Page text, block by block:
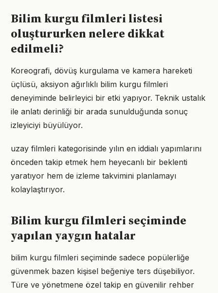
Bilim kurgu filmleri listesi
oluştururken nelere dikkat
edilmeli?
Koreografi, dövüş kurgulama ve kamera hareketi
üçlüsü, aksiyon ağırlıklı bilim kurgu filmleri
deneyiminde belirleyici bir etki yapıyor. Teknik ustalık
ile anlatı derinliği bir arada sunulduğunda sonuç
izleyiciyi büyülüyor.
uzay filmleri kategorisinde yılın en iddialı yapımlarını
önceden takip etmek hem heyecanlı bir beklenti
yaratıyor hem de izleme takvimini planlamayı
kolaylaştırıyor.
Bilim kurgu filmleri seçiminde
yapılan yaygın hatalar
bilim kurgu filmleri seçiminde sadece popülerliğe
güvenmek bazen kişisel beğeniye ters düşebiliyor.
Türe ve yönetmene özel takip en güvenilir rehber